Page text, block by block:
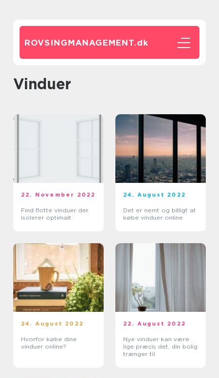
ROVSINGMANAGEMENT.dk
vinduer
22. November 2022
Find flotte vinduer der
isolerer optimalt
24. August 2022
Det er nemt og billigt at
købe vinduer online
24. August 2022
Hvorfor købe dine
vinduer online?
22. August 2022
Nye vinduer kan være
lige præcis det, din bolig
trænger til